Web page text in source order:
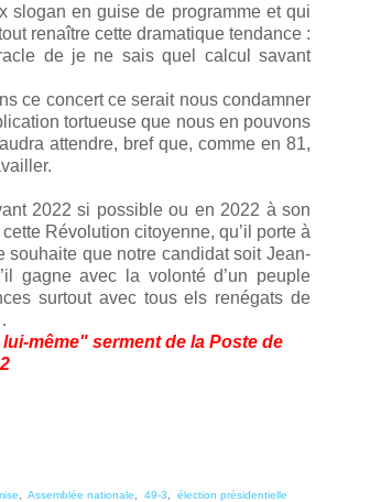
slogan en guise de programme et qui
renaître cette dramatique tendance :
de je ne sais quel calcul savant
ce concert ce serait nous condamner
tortueuse que nous en pouvons
attendre, bref que, comme en 81,
2022 si possible ou en 2022 à son
Révolution citoyenne, qu’il porte à
souhaite que notre candidat soit Jean-
gagne avec la volonté d’un peuple
surtout avec tous els renégats de
même" serment de la Poste de
Assemblée nationale 49-3
élection présidentielle